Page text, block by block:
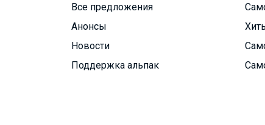
Все предложения
Анонсы
Новости
Поддержка альпак